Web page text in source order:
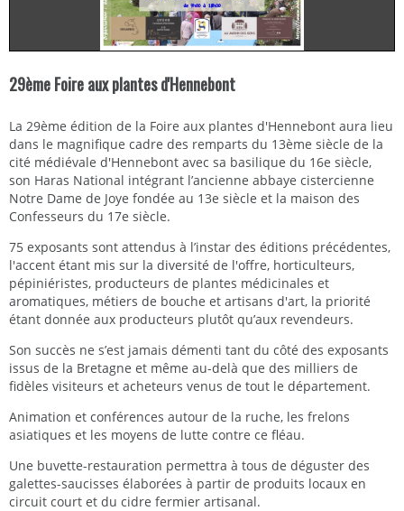
29ème Foire aux plantes d'Hennebont
La 29ème édition de la Foire aux plantes d'Hennebont aura lieu
dans le magnifique cadre des remparts du 13ème siècle de la
cité médiévale d'Hennebont avec sa basilique du 16e siècle,
son Haras National intégrant l’ancienne abbaye cistercienne
Notre Dame de Joye fondée au 13e siècle et la maison des
Confesseurs du 17e siècle.
75 exposants sont attendus à l’instar des éditions précédentes,
l'accent étant mis sur la diversité de l'offre, horticulteurs,
pépiniéristes, producteurs de plantes médicinales et
aromatiques, métiers de bouche et artisans d'art, la priorité
étant donnée aux producteurs plutôt qu’aux revendeurs.
Son succès ne s’est jamais démenti tant du côté des exposants
issus de la Bretagne et même au-delà que des milliers de
fidèles visiteurs et acheteurs venus de tout le département.
Animation et conférences autour de la ruche, les frelons
asiatiques et les moyens de lutte contre ce fléau.
Une buvette-restauration permettra à tous de déguster des
galettes-saucisses élaborées à partir de produits locaux en
circuit court et du cidre fermier artisanal.